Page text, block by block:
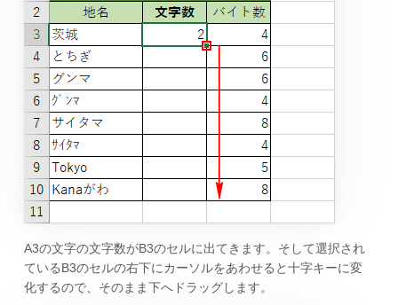
A3の文字の文字数がB3のセルに出てきます。そして選択され
ているB3のセルの右下にカーソルをあわせると十字キーに変
化するので、そのまま下へドラッグします。